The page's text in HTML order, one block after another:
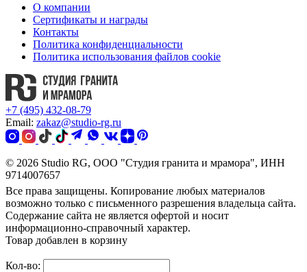
О компании
Сертификаты и награды
Контакты
Политика конфиденциальности
Политика использования файлов cookie
+7 (495) 432-08-79
Email: zakaz@studio-rg.ru
© 2026 Studio RG, ООО "Студия гранита и мрамора", ИНН
9714007657
Все права защищены. Копирование любых материалов
возможно только с письменного разрешения владельца сайта.
Содержание сайта не является офертой и носит
информационно-справочный характер.
Товар добавлен в корзину
Кол-во: